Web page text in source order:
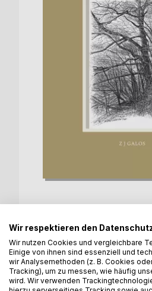
BESCHREIBUNG
Wir respektieren den
Wir nutzen Cookies und vergleichbare
Einige von ihnen sind essenziell und
wir Analysemethoden (z. B. Cookies
Tracking), um zu messen, wie häufig
wird. Wir verwenden